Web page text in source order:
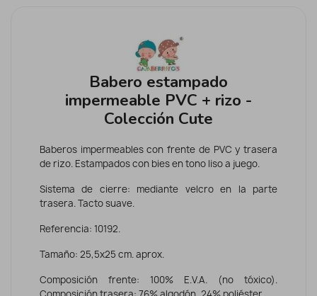
Babero estampado
impermeable PVC + rizo -
Colección Cute
Baberos impermeables con frente de PVC y trasera
de rizo. Estampados con bies en tono liso a juego.
Sistema de cierre: mediante velcro en la parte
trasera. Tacto suave.
Referencia: 10192.
Tamaño: 25,5x25 cm. aprox.
Composición frente: 100% E.V.A. (no tóxico).